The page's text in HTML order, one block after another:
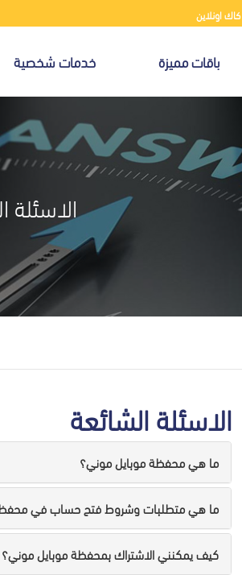
كاك اونلاين
باقات مميزة خدمات شخصية
الاسئلة
الاسئلة الشائعة
ما هي محفظة موبايل موني؟
ما هي متطلبات وشروط فتح حساب في
كيف يمكنني الاشتراك بمحفظة موبايل موني؟